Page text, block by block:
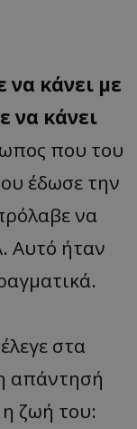
να κάνει με
να κάνει
που του
έδωσε την
να
Αυτό ήταν
στα
απάντησή
ζωή του: